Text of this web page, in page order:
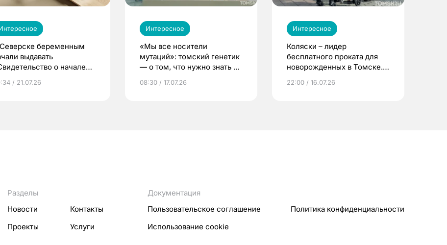
беременным
выдавать
о начале
/ 21.07.26
Интересное
«Мы все носители
мутаций»: томский генетик
— о том, что нужно знать до
08:30 / 17.07.26
Интересное
Коляски – лидер
бесплатного проката для
новорожденных в Томске.
22:00 / 16.07.26
Разделы
Новости
Контакты
Проекты
Услуги
Документация
Пользовательское соглашение
Политика конфиденциальности
Использование cookie